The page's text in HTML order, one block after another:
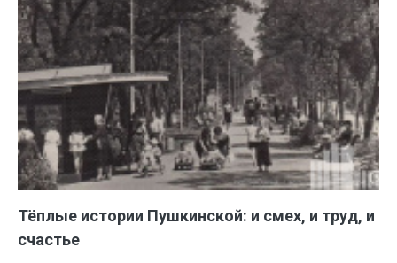
Тёплые истории Пушкинской: и смех, и труд, и
счастье